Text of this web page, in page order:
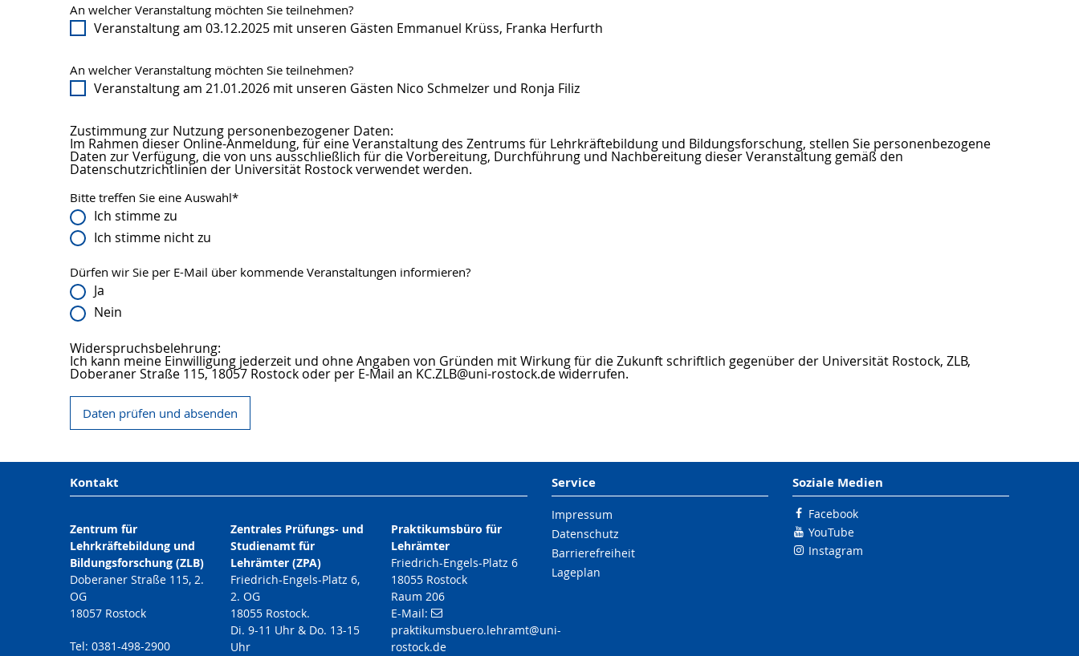
An welcher Veranstaltung möchten Sie teilnehmen?
Veranstaltung am 03.12.2025 mit unseren Gästen Emmanuel Krüss, Franka Herfurth
An welcher Veranstaltung möchten Sie teilnehmen?
Veranstaltung am 21.01.2026 mit unseren Gästen Nico Schmelzer und Ronja Filiz
Zustimmung zur Nutzung personenbezogener Daten:
Im Rahmen dieser Online-Anmeldung, für eine Veranstaltung des Zentrums für Lehrkräftebildung und Bildungsforschung, stellen Sie personenbezogene
Daten zur Verfügung, die von uns ausschließlich für die Vorbereitung, Durchführung und Nachbereitung dieser Veranstaltung gemäß den
Datenschutzrichtlinien der Universität Rostock verwendet werden.
Bitte treffen Sie eine Auswahl*
Ich stimme zu
Ich stimme nicht zu
Dürfen wir Sie per E-Mail über kommende Veranstaltungen informieren?
Ja
Nein
Widerspruchsbelehrung:
Ich kann meine Einwilligung jederzeit und ohne Angaben von Gründen mit Wirkung für die Zukunft schriftlich gegenüber der Universität Rostock, ZLB,
Doberaner Straße 115, 18057 Rostock oder per E-Mail an KC.ZLB@uni-rostock.de widerrufen.
Daten prüfen und absenden
Kontakt
Zentrum für
Lehrkräftebildung und
Bildungsforschung (ZLB)
Doberaner Straße 115, 2.
OG
18057 Rostock
Tel: 0381-498-2900
Zentrales Prüfungs- und
Studienamt für
Lehrämter (ZPA)
Friedrich-Engels-Platz 6,
2. OG
18055 Rostock.
Di. 9-11 Uhr & Do. 13-15
Uhr
Praktikumsbüro für
Lehrämter
Friedrich-Engels-Platz 6
18055 Rostock
Raum 206
E-Mail:
praktikumsbuero.lehramt@uni-
rostock.de
Service
Impressum
Datenschutz
Barrierefreiheit
Lageplan
Soziale Medien
Facebook
YouTube
Instagram